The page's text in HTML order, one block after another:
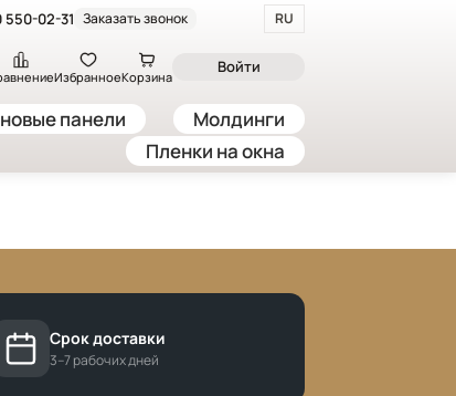
550-02-31 Заказать звонок RU
ИзбранноеКорзина
Войти
панели
Молдинги
Пленки на окна
Срок доставки
3–7 рабочих дней